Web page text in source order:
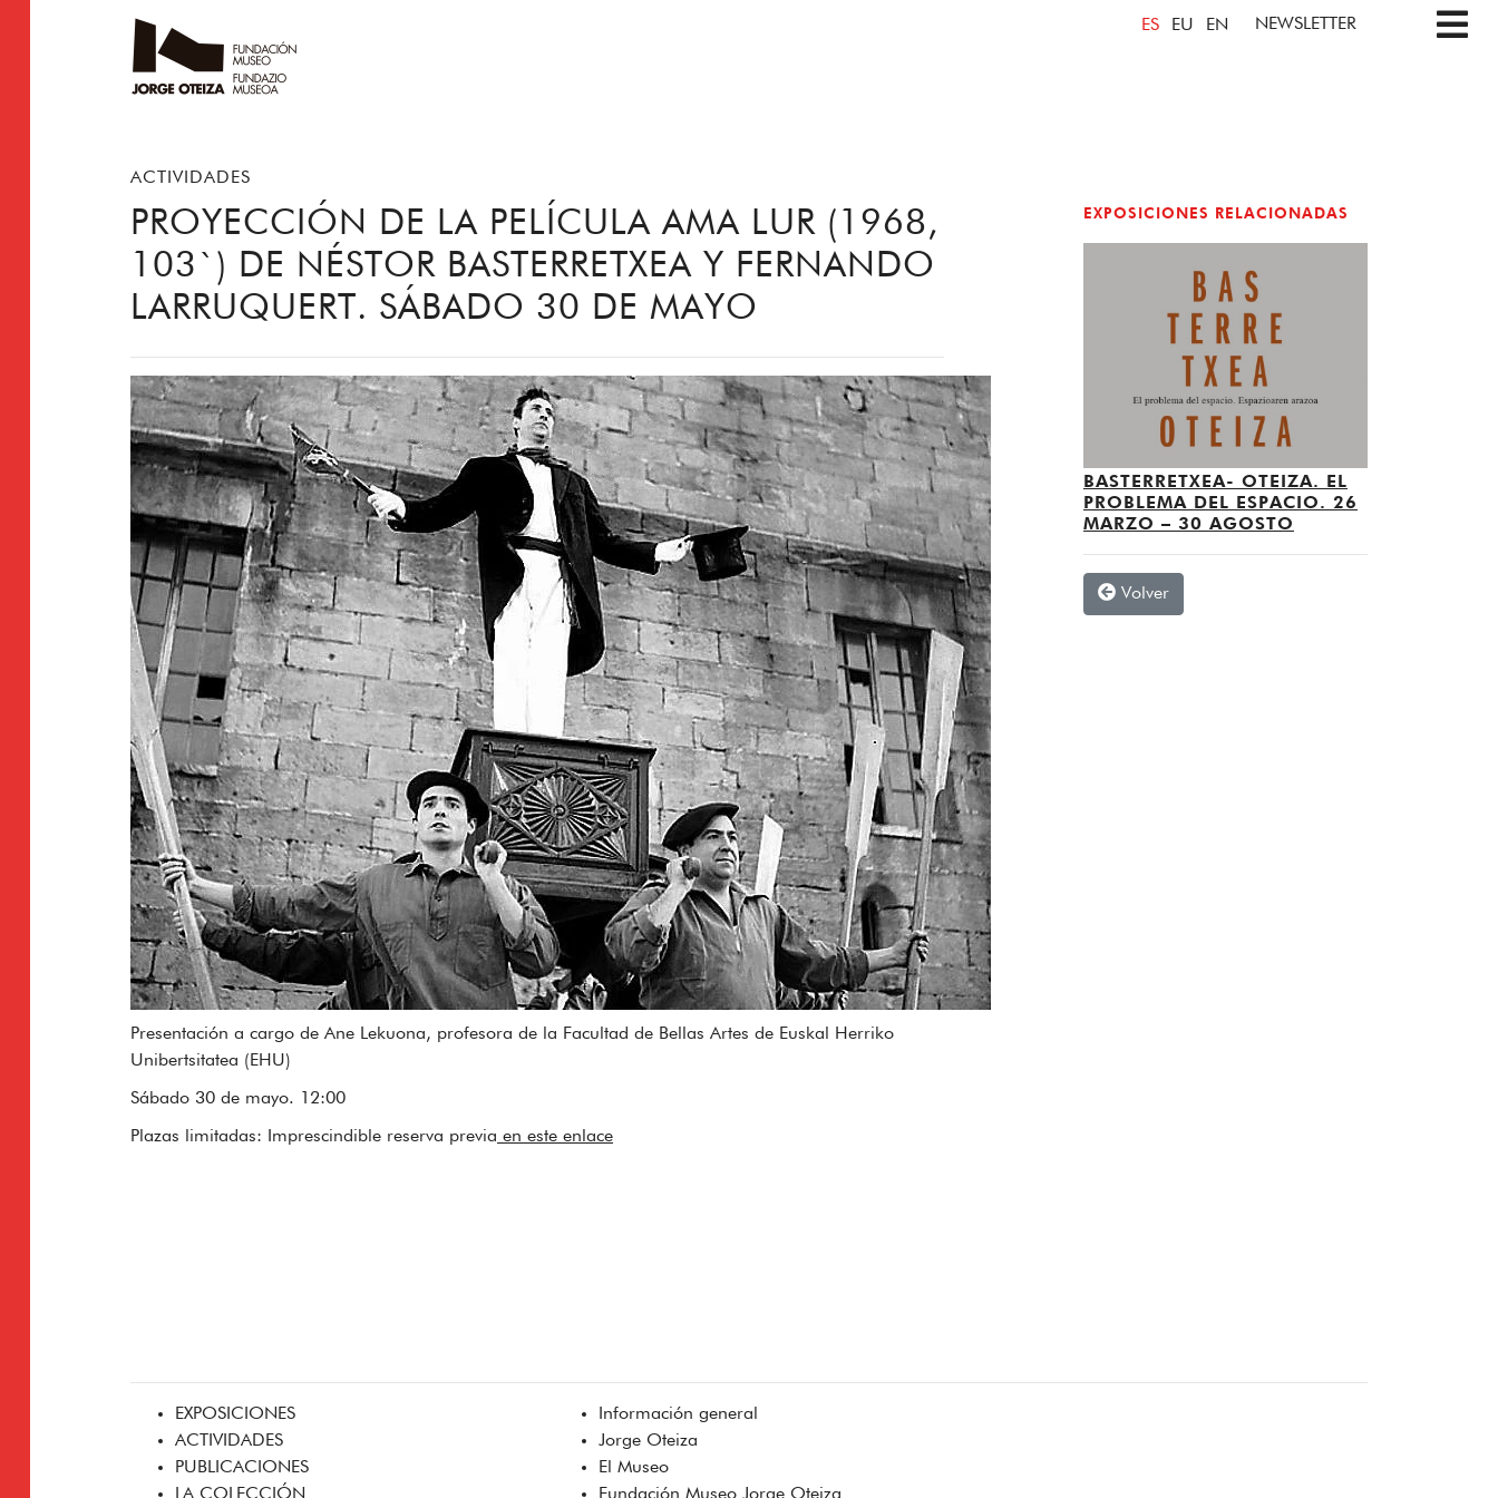
NEWSLETTER
ES EU EN
ACTIVIDADES
PROYECCIÓN DE LA PELÍCULA AMA LUR (1968,
103`) DE NÉSTOR BASTERRETXEA Y FERNANDO
LARRUQUERT. SÁBADO 30 DE MAYO
Presentación a cargo de Ane Lekuona, profesora de la Facultad de Bellas Artes de Euskal Herriko
Unibertsitatea (EHU)
Sábado 30 de mayo. 12:00
Plazas limitadas: Imprescindible reserva previa en este enlace
EXPOSICIONES RELACIONADAS
BASTERRETXEA- OTEIZA. EL
PROBLEMA DEL ESPACIO. 26
MARZO – 30 AGOSTO
Volver
EXPOSICIONES
ACTIVIDADES
PUBLICACIONES
Información general
Jorge Oteiza
El Museo